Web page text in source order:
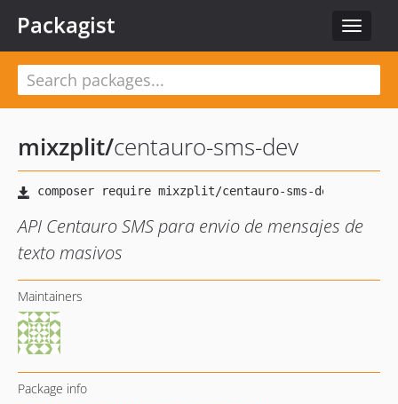
Toggle
Packagist
mixzplit/centauro-sms-dev
API Centauro SMS para envio de mensajes de
texto masivos
Maintainers
Package info